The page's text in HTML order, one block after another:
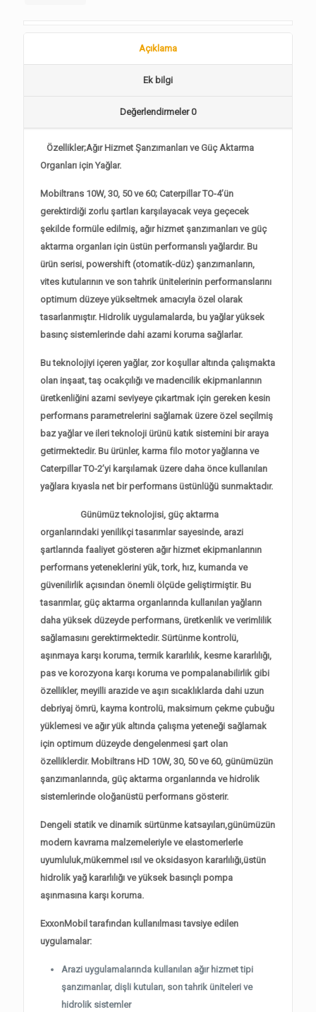
Açıklama
Ek bilgi
Değerlendirmeler0
Özellikler;Ağır Hizmet Şanzımanları ve Güç Aktarma
Organları için Yağlar.
Mobiltrans 10W, 30, 50 ve 60; Caterpillar TO-4’ün
gerektirdiği zorlu şartları karşılayacak veya geçecek
şekilde formüle edilmiş, ağır hizmet şanzımanları ve güç
aktarma organları için üstün performanslı yağlardır. Bu
ürün serisi, powershift (otomatik-düz) şanzımanların,
vites kutularının ve son tahrik ünitelerinin performanslarını
optimum düzeye yükseltmek amacıyla özel olarak
tasarlanmıştır. Hidrolik uygulamalarda, bu yağlar yüksek
basınç sistemlerinde dahi azami koruma sağlarlar.
Bu teknolojiyi içeren yağlar, zor koşullar altında çalışmakta
olan inşaat, taş ocakçılığı ve madencilik ekipmanlarının
üretkenliğini azami seviyeye çıkartmak için gereken kesin
performans parametrelerini sağlamak üzere özel seçilmiş
baz yağlar ve ileri teknoloji ürünü katık sistemini bir araya
getirmektedir. Bu ürünler, karma filo motor yağlarına ve
Caterpillar TO-2’yi karşılamak üzere daha önce kullanılan
yağlara kıyasla net bir performans üstünlüğü sunmaktadır.
Günümüz teknolojisi, güç aktarma
organlarındaki yenilikçi tasarımlar sayesinde, arazi
şartlarında faaliyet gösteren ağır hizmet ekipmanlarının
performans yeteneklerini yük, tork, hız, kumanda ve
güvenilirlik açısından önemli ölçüde geliştirmiştir. Bu
tasarımlar, güç aktarma organlarında kullanılan yağların
daha yüksek düzeyde performans, üretkenlik ve verimlilik
sağlamasını gerektirmektedir. Sürtünme kontrolü,
aşınmaya karşı koruma, termik kararlılık, kesme kararlılığı,
pas ve korozyona karşı koruma ve pompalanabilirlik gibi
özellikler, meyilli arazide ve aşırı sıcaklıklarda dahi uzun
debriyaj ömrü, kayma kontrolü, maksimum çekme çubuğu
yüklemesi ve ağır yük altında çalışma yeteneği sağlamak
için optimum düzeyde dengelenmesi şart olan
özelliklerdir. Mobiltrans HD 10W, 30, 50 ve 60, günümüzün
şanzımanlarında, güç aktarma organlarında ve hidrolik
sistemlerinde oloğanüstü performans gösterir.
Dengeli statik ve dinamik sürtünme katsayıları,günümüzün
modern kavrama malzemeleriyle ve elastomerlerle
uyumluluk,mükemmel ısıl ve oksidasyon kararlılığı,üstün
hidrolik yağ kararlılığı ve yüksek basınçlı pompa
aşınmasına karşı koruma.
ExxonMobil tarafından kullanılması tavsiye edilen
uygulamalar:
Arazi uygulamalarında kullanılan ağır hizmet tipi
şanzımanlar, dişli kutuları, son tahrik üniteleri ve
hidrolik sistemler